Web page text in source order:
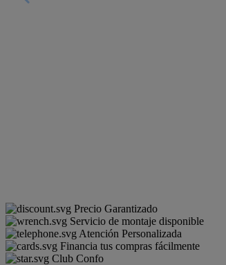
Precio Garantizado
Servicio de montaje disponible
Atención Personalizada
Financia tus compras fácilmente
Club Confo